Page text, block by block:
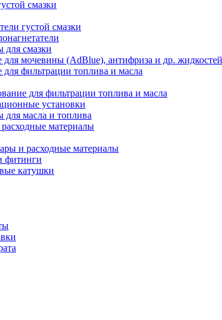
смазки
густой смазки
смазки
для мочевины (AdBlue), антифриза и др. жидкостей
для фильтрации топлива и масла
для фильтрации топлива и масла
установки
для масла и топлива
материалы
и расходные материалы
фитинги
катушки